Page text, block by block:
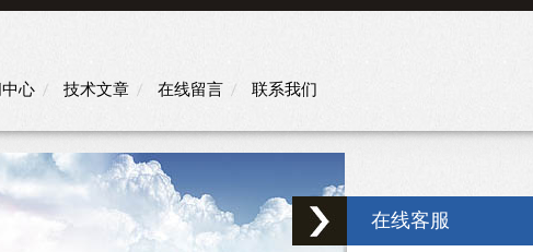
心 技术文章 在线留言 联系我们
在线客服